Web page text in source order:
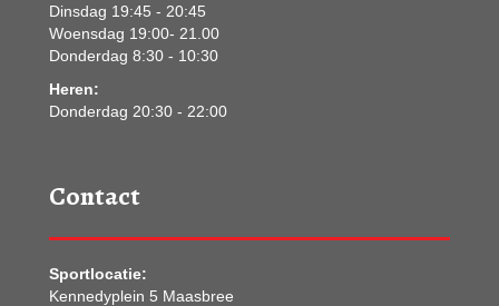
Dinsdag 19:45 - 20:45
Woensdag 19:00- 21.00
Donderdag 8:30 - 10:30
Heren:
Donderdag 20:30 - 22:00
Contact
Sportlocatie:
Kennedyplein 5 Maasbree